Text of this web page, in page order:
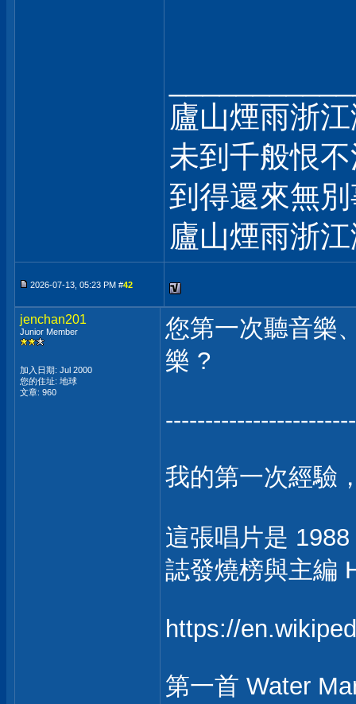
廬山煙雨浙
未到千般恨
到得還來無
廬山煙雨浙
2026-07-13, 05:23 PM #42
jenchan201
Junior Member
加入日期: Jul 2000
您的住址: 地球
文章: 960
您第一次聽音樂
樂 ?
我的第一次經驗
這張唱片是
誌發燒榜與主編
https://
第一首 Water